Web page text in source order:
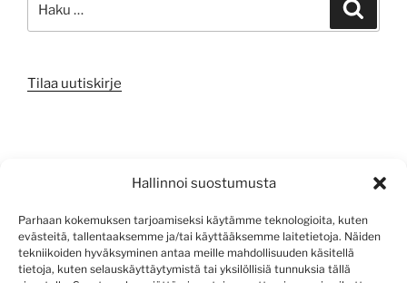
Hallinnoi suostumusta
Parhaan kokemuksen tarjoamiseksi käytämme teknologioita, kuten
evästeitä, tallentaaksemme ja/tai käyttääksemme laitetietoja. Näiden
tekniikoiden hyväksyminen antaa meille mahdollisuuden käsitellä
tietoja, kuten selauskäyttäytymistä tai yksilöllisiä tunnuksia tällä
Tilaa uutiskirje
Sisältösyöte